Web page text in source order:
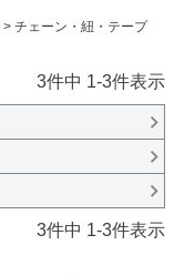
チェーン・紐・テープ
3件中 1-3件表示
3件中 1-3件表示